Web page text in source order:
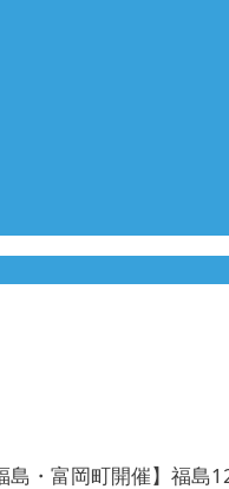
島・富岡町開催】福